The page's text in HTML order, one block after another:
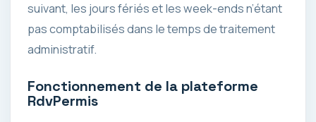
suivant, les jours fériés et les week-ends n’étant
pas comptabilisés dans le temps de traitement
administratif.
Fonctionnement de la plateforme
RdvPermis